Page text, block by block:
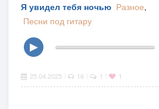
Я увидел тебя ночью Разное,
Песни под гитару
▶
25.04.2025 16 1 1